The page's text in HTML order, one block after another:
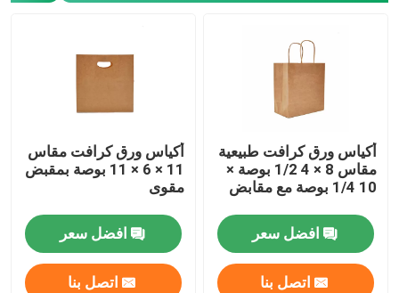
أكياس ورق كرافت طبيعية
مقاس 8 × 4 1/2 بوصة ×
10 1/4 بوصة مع مقابض
افضل سعر
اتصل بنا
أكياس ورق كرافت مقاس
11 × 6 × 11 بوصة بمقبض
مقوى
افضل سعر
اتصل بنا